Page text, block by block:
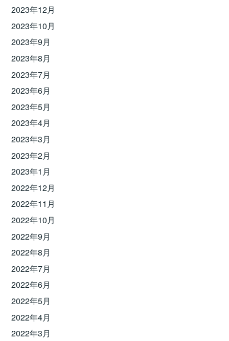
2023年12月
2023年10月
2023年9月
2023年8月
2023年7月
2023年6月
2023年5月
2023年4月
2023年3月
2023年2月
2023年1月
2022年12月
2022年11月
2022年10月
2022年9月
2022年8月
2022年7月
2022年6月
2022年5月
2022年4月
2022年3月